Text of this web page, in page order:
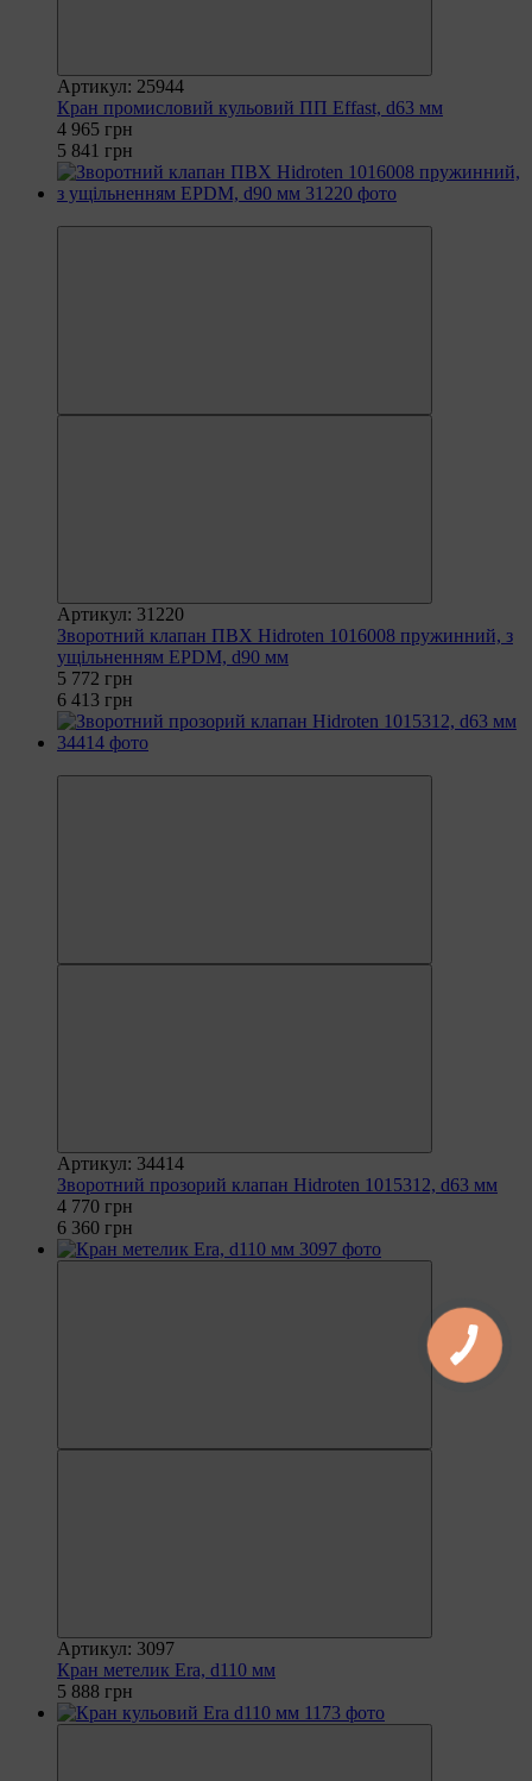
Артикул: 25944
Кран промисловий кульовий ПП Effast, d63 мм
4 965 грн
5 841 грн
Артикул: 31220
Зворотний клапан ПВХ Hidroten 1016008 пружинний, з
ущільненням EPDM, d90 мм
5 772 грн
6 413 грн
Артикул: 34414
Зворотний прозорий клапан Hidroten 1015312, d63 мм
4 770 грн
6 360 грн
Артикул: 3097
Кран метелик Era, d110 мм
5 888 грн